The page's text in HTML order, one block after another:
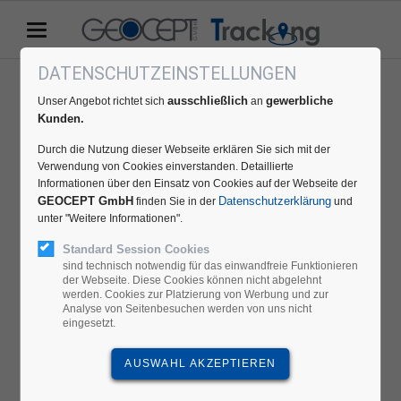
DATENSCHUTZEINSTELLUNGEN
Unser Angebot richtet sichausschließlich angewerbliche
Kunden.
Durch die Nutzung dieser Webseite erklären Sie sich mit der
Verwendung von Cookies einverstanden. Detaillierte
Informationen über den Einsatz von Cookies auf der Webseite der
GEOCEPT GmbH finden Sie in der Datenschutzerklärung und
unter "Weitere Informationen".
Standard Session Cookies
sind technisch notwendig für das einwandfreie Funktionieren
der Webseite. Diese Cookies können nicht abgelehnt
werden. Cookies zur Platzierung von Werbung und zur
Analyse von Seitenbesuchen werden von uns nicht
eingesetzt.
Ihr Warenkorb ist leer.
Das Angebot richtet sich
Gewerbetreibende,Vereine und an
. Für Privatpersonen stehen unsere